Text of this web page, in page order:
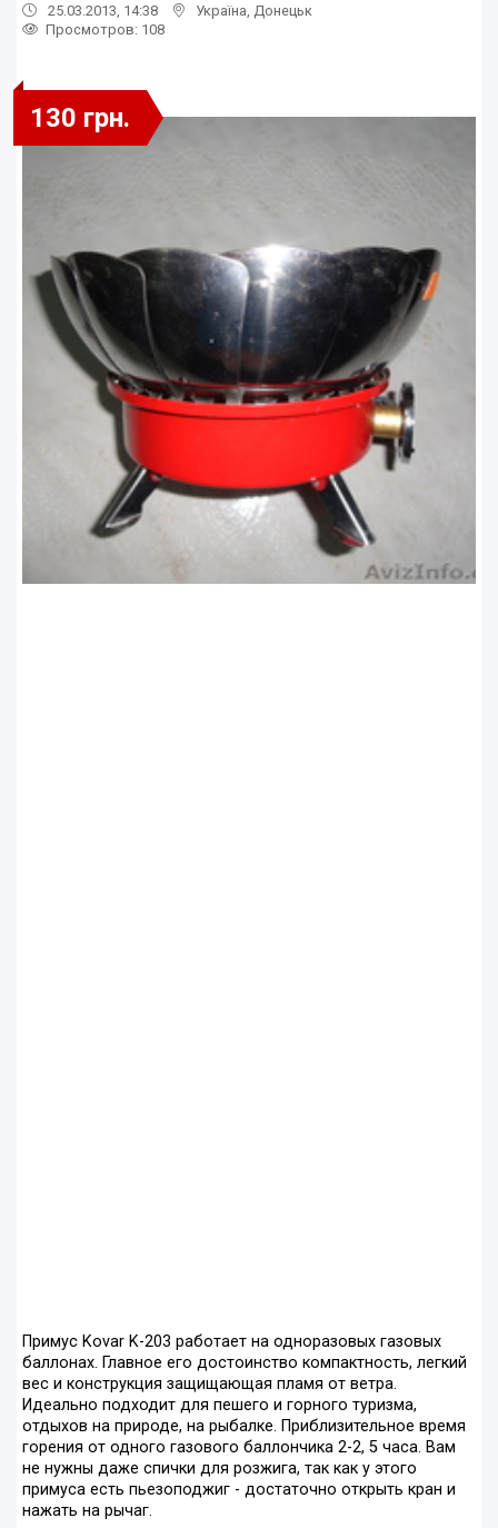
25.03.2013, 14:38 Україна Донецьк
Просмотров: 108
130 грн.
Примус Kovar K-203 работает на одноразовых газовых
баллонах. Главное его достоинство компактность, легкий
вес и конструкция защищающая пламя от ветра.
Идеально подходит для пешего и горного туризма,
отдыхов на природе, на рыбалке. Приблизительное время
горения от одного газового баллончика 2-2, 5 часа. Вам
не нужны даже спички для розжига, так как у этого
примуса есть пьезоподжиг - достаточно открыть кран и
нажать на рычаг.